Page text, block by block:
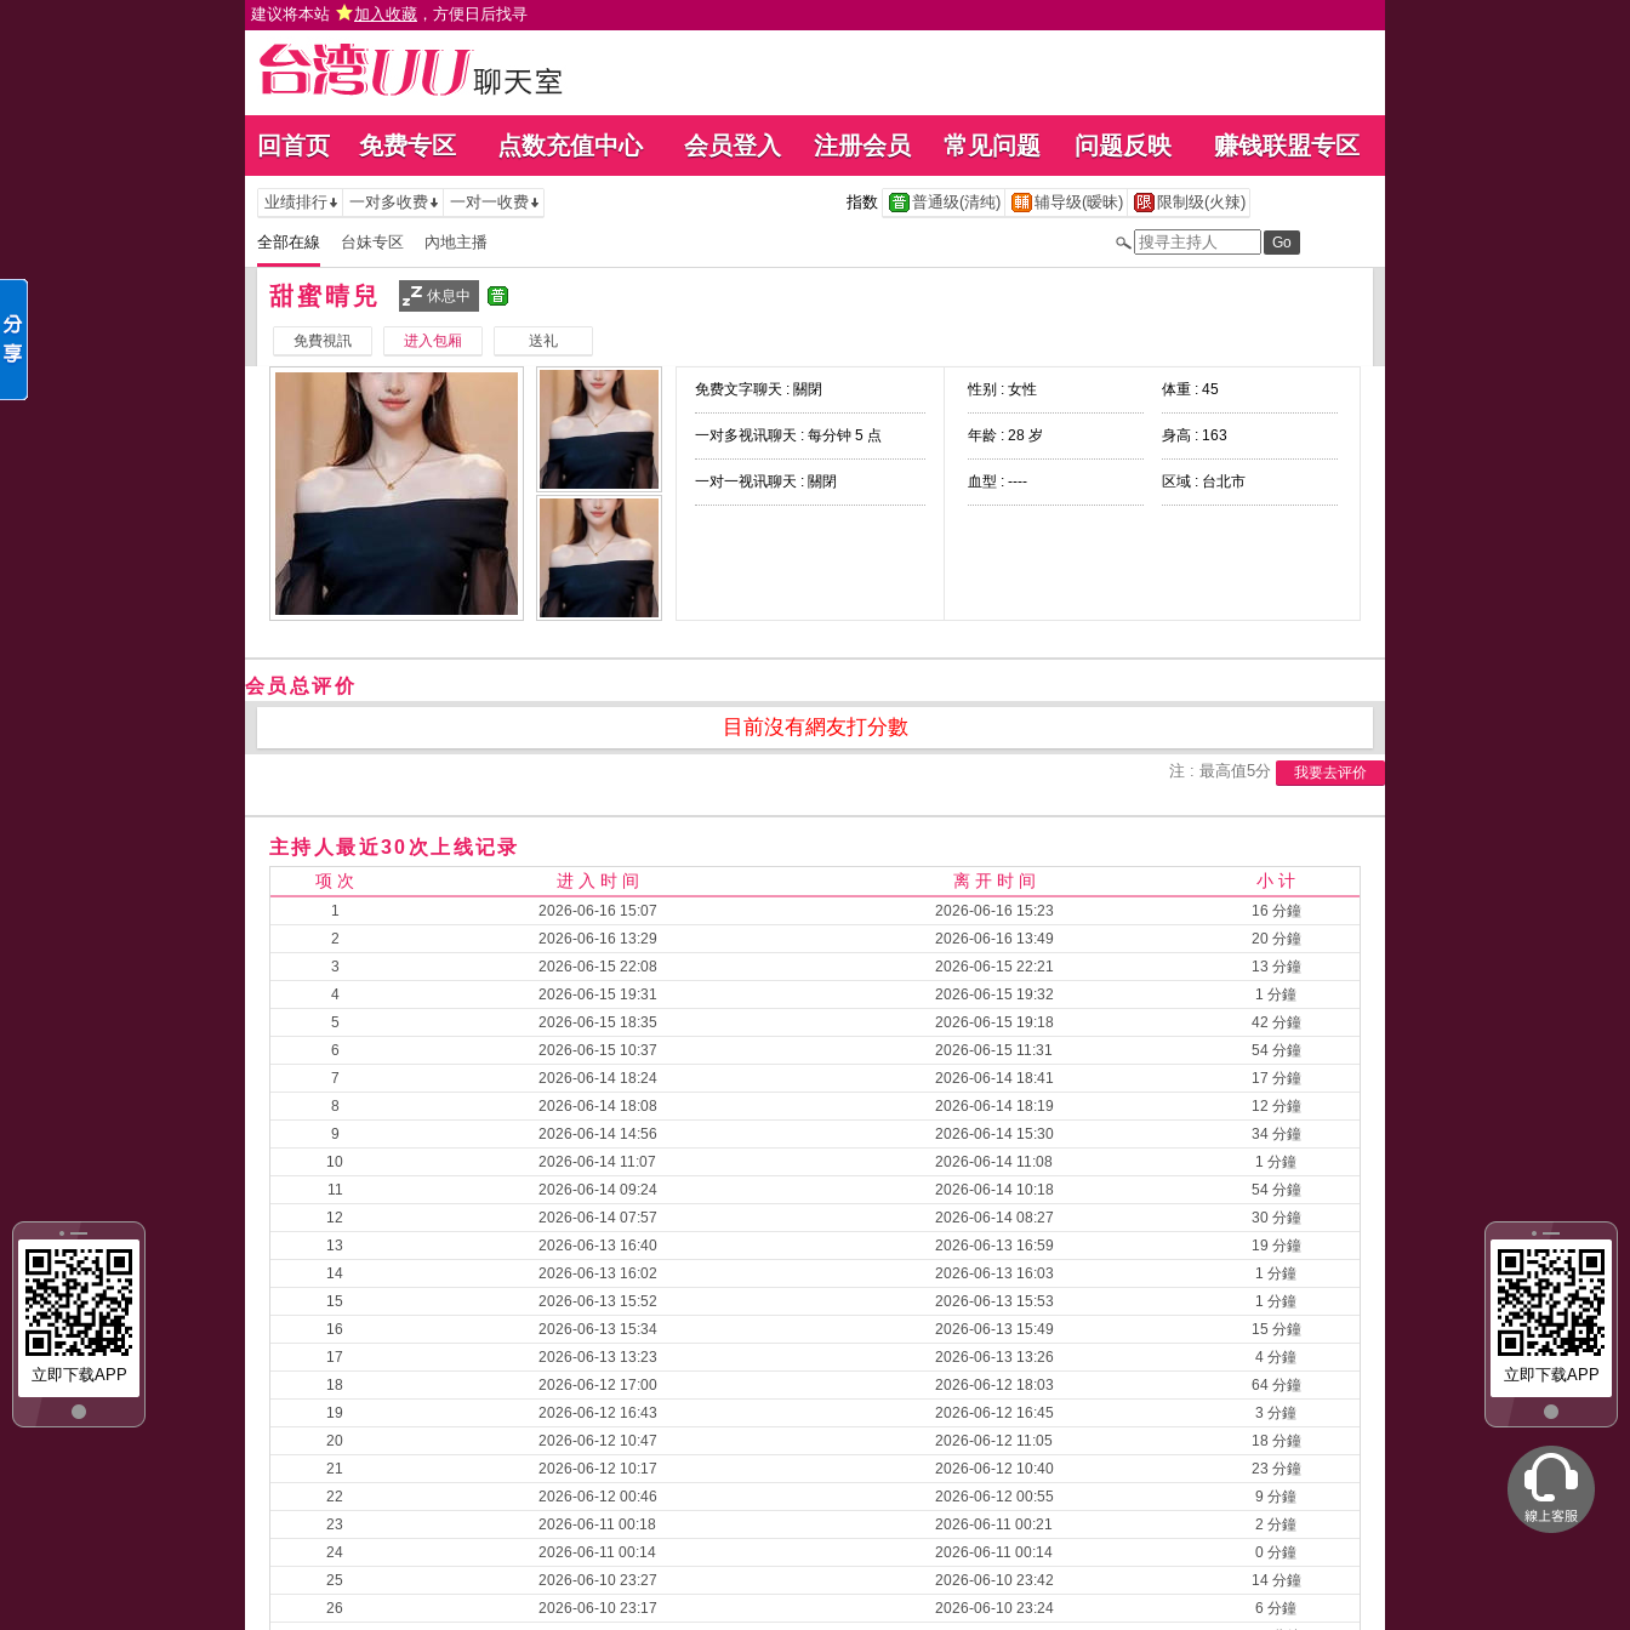
建议将本站 加入收藏 ，方便日后找寻
回首页 免费专区 点数充值中心 会员登入 注册会员 常见问题 问题反映 赚钱联盟专区
立即下载APP
立即下载APP
业绩排行 一对多收费 一对一收费 指数 普通级(清纯) 辅导级(暧昧) 限制级(火辣)
全部在線 台妹专区 內地主播
甜蜜晴兒 休息中
免費視訊 进入包厢 送礼
免费文字聊天 : 關閉
一对多视讯聊天 : 每分钟 5 点
一对一视讯聊天 : 關閉
性别 : 女性 体重 : 45
年龄 : 28 岁 身高 : 163
血型 : ---- 区域 : 台北市
会员总评价
目前沒有網友打分數
注 : 最高值5分 我要去评价
主持人最近30次上线记录
项 次 进 入 时 间 离 开 时 间 小 计
1 2026-06-16 15:07 2026-06-16 15:23
16 分鐘
2
2026-06-16 13:29 2026-06-16 13:49
20 分鐘
3
2026-06-15 22:08 2026-06-15 22:21
13 分鐘
4
2026-06-15 19:31 2026-06-15 19:32
1 分鐘
5
2026-06-15 18:35 2026-06-15 19:18
42 分鐘
6
2026-06-15 10:37 2026-06-15 11:31
54 分鐘
7
2026-06-14 18:24 2026-06-14 18:41
17 分鐘
8
2026-06-14 18:08 2026-06-14 18:19
12 分鐘
9
2026-06-14 14:56 2026-06-14 15:30
34 分鐘
10
2026-06-14 11:07 2026-06-14 11:08
1 分鐘
11
2026-06-14 09:24 2026-06-14 10:18
54 分鐘
12
2026-06-14 07:57 2026-06-14 08:27
30 分鐘
13
2026-06-13 16:40 2026-06-13 16:59
19 分鐘
14
2026-06-13 16:02 2026-06-13 16:03
1 分鐘
15
2026-06-13 15:52 2026-06-13 15:53
1 分鐘
16
2026-06-13 15:34 2026-06-13 15:49
15 分鐘
17
2026-06-13 13:23 2026-06-13 13:26
4 分鐘
18
2026-06-12 17:00 2026-06-12 18:03
64 分鐘
19
2026-06-12 16:43 2026-06-12 16:45
3 分鐘
20
2026-06-12 10:47 2026-06-12 11:05
18 分鐘
21
2026-06-12 10:17 2026-06-12 10:40
23 分鐘
22
2026-06-12 00:46 2026-06-12 00:55
9 分鐘
23
2026-06-11 00:18 2026-06-11 00:21
2 分鐘
24
2026-06-11 00:14 2026-06-11 00:14
0 分鐘
25
2026-06-10 23:27 2026-06-10 23:42
14 分鐘
26
2026-06-10 23:17 2026-06-10 23:24
6 分鐘